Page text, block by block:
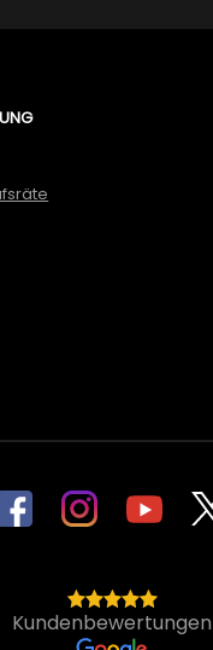
Kundenbewertungen